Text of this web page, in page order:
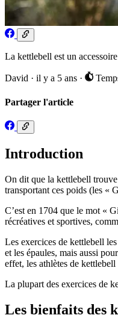
La kettlebell est un
David · il y a 5 ans ·
Partager l'article
Introduction
On dit que la kettlebell
transportant ces poids (les «
C’est en 1704 que le mot «
récréatives et sportives,
Les exercices de kettlebell
et les épaules, mais aussi
effet, les athlètes de
La plupart des exercices de
Les bienfaits des